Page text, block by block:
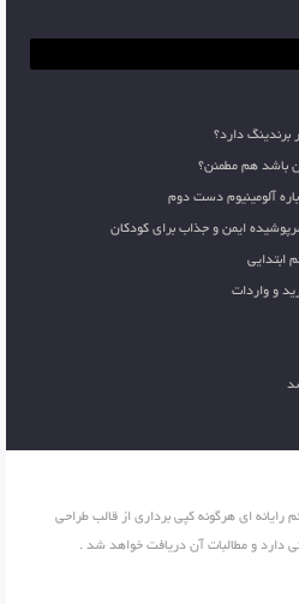
برندینگ دارد؟
باشد هم مطمئن؟
آلومینیوم دست دوم
ایمن و جذاب برای کودکان
ابتدایی
و واردات
جرائم رایانه ای هرگونه کپی برداری از قالب طراحی
دارد و مطالبات آن دریافت خواهد شد .